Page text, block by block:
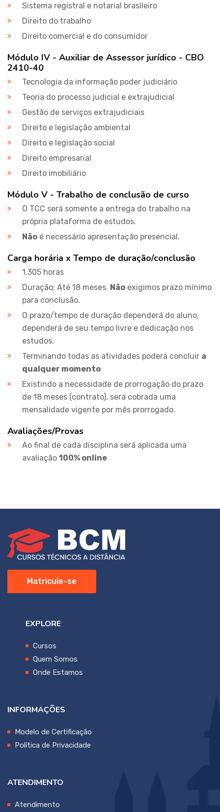
Sistema registral e notarial brasileiro
Direito do trabalho
Direito comercial e do consumidor
Módulo IV - Auxiliar de Assessor jurídico - CBO
2410-40
Tecnologia da informação poder judiciário
Teoria do processo judicial e extrajudicial
Gestão de serviços extrajudiciais
Direito e legislação ambiental
Direito e legislação social
Direito empresarial
Direito imobiliário
Módulo V - Trabalho de conclusão de curso
O TCC será somente a entrega do trabalho na
própria plataforma de estudos.
Não é necessário apresentação presencial.
Carga horária x Tempo de duração/conclusão
1.305 horas
Duração; Até 18 meses. Não exigimos prazo mínimo
para conclusão.
O prazo/tempo de duração dependerá do aluno,
dependerá de seu tempo livre e dedicação nos
estudos.
Terminando todas as atividades poderá concluir a
qualquer momento
Existindo a necessidade de prorrogação do prazo
de 18 meses (contrato), será cobrada uma
mensalidade vigente por mês prorrogado.
Avaliações/Provas
Ao final de cada disciplina será aplicada uma
avaliação 100% online
Matricule-se
EXPLORE
Cursos
Quem Somos
Onde Estamos
INFORMAÇÕES
Modelo de Certificação
Política de Privacidade
ATENDIMENTO
Atendimento